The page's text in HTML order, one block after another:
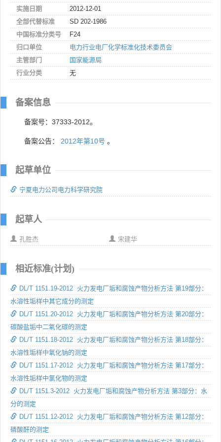
实施日期
2012-12-01
全部代替标准
SD 202-1986
中国标准分类号
F24
归口单位
电力行业电厂化学标准化技术委员会
主管部门
国家能源局
行业分类
无
备案信息
备案号：37333-2012。
备案公告： 2012年第10号 。
起草单位
宁夏电力公司电力科学研究院
起草人
孔胜杰 宋建华
相近标准(计划)
DL/T 1151.19-2012 火力发电厂垢和腐蚀产物分析方法 第19部分：
水溶性垢样中其它成分的测定
DL/T 1151.20-2012 火力发电厂垢和腐蚀产物分析方法 第20部分：
碳酸盐垢中二氧化碳的测定
DL/T 1151.18-2012 火力发电厂垢和腐蚀产物分析方法 第18部分：
水溶性垢样中氧化钠的测定
DL/T 1151.17-2012 火力发电厂垢和腐蚀产物分析方法 第17部分：
水溶性垢样中氯化物的测定
DL/T 1151.3-2012 火力发电厂垢和腐蚀产物分析方法 第3部分：水
分的测定
DL/T 1151.12-2012 火力发电厂垢和腐蚀产物分析方法 第12部分：
磷酸酐的测定